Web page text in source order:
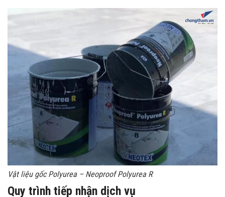
Vật liệu gốc Polyurea – Neoproof Polyurea R
Quy trình tiếp nhận dịch vụ